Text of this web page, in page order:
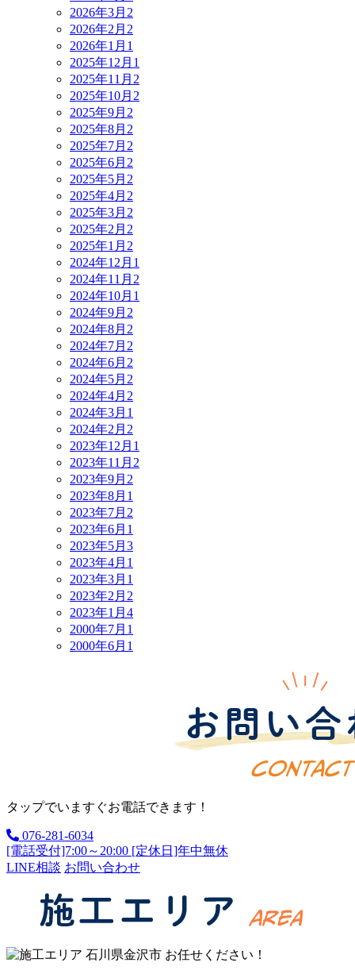
2026年3月 2
2026年2月 2
2026年1月 1
2025年12月 1
2025年11月 2
2025年10月 2
2025年9月 2
2025年8月 2
2025年7月 2
2025年6月 2
2025年5月 2
2025年4月 2
2025年3月 2
2025年2月 2
2025年1月 2
2024年12月 1
2024年11月 2
2024年10月 1
2024年9月 2
2024年8月 2
2024年7月 2
2024年6月 2
2024年5月 2
2024年4月 2
2024年3月 1
2024年2月 2
2023年12月 1
2023年11月 2
2023年9月 2
2023年8月 1
2023年7月 2
2023年6月 1
2023年5月 3
2023年4月 1
2023年3月 1
2023年2月 2
2023年1月 4
2000年7月 1
2000年6月 1
タップでいますぐお電話できます！
076-281-6034
[電話受付]7:00～20:00 [定休日]年中無休
LINE相談 お問い合わせ